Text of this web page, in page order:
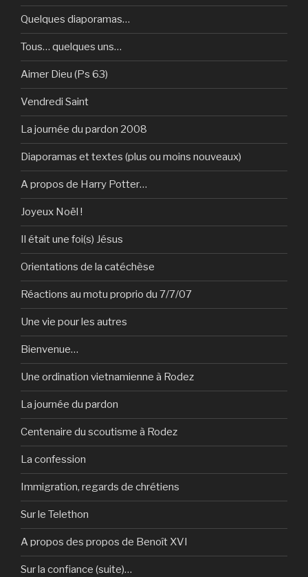
Quelques diaporamas…
Tous… quelques uns…
Aimer Dieu (Ps 63)
Vendredi Saint
La journée du pardon 2008
Diaporamas et textes (plus ou moins nouveaux)
A propos de Harry Potter…
Joyeux Noël !
Il était une foi(s) Jésus
Orientations de la catéchèse
Réactions au motu proprio du 7/7/07
Une vie pour les autres
Bienvenue…
Une ordination vietnamienne à Rodez
La journée du pardon
Centenaire du scoutisme à Rodez
La confession
Immigration, regards de chrétiens
Sur le Telethon
A propos des propos de Benoît XVI
Sur la confiance (suite)…